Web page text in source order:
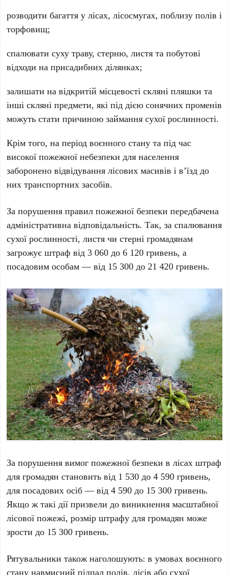
розводити багаття у лісах, лісосмугах, поблизу полів і
торфовищ;
спалювати суху траву, стерню, листя та побутові
відходи на присадибних ділянках;
залишати на відкритій місцевості скляні пляшки та
інші скляні предмети, які під дією сонячних променів
можуть стати причиною займання сухої рослинності.
Крім того, на період воєнного стану та під час
високої пожежної небезпеки для населення
заборонено відвідування лісових масивів і в’їзд до
них транспортних засобів.
За порушення правил пожежної безпеки передбачена
адміністративна відповідальність. Так, за спалювання
сухої рослинності, листя чи стерні громадянам
загрожує штраф від 3 060 до 6 120 гривень, а
посадовим особам — від 15 300 до 21 420 гривень.
За порушення вимог пожежної безпеки в лісах штраф
для громадян становить від 1 530 до 4 590 гривень,
для посадових осіб — від 4 590 до 15 300 гривень.
Якщо ж такі дії призвели до виникнення масштабної
лісової пожежі, розмір штрафу для громадян може
зрости до 15 300 гривень.
Рятувальники також наголошують: в умовах воєнного
стану навмисний підпал полів, лісів або сухої